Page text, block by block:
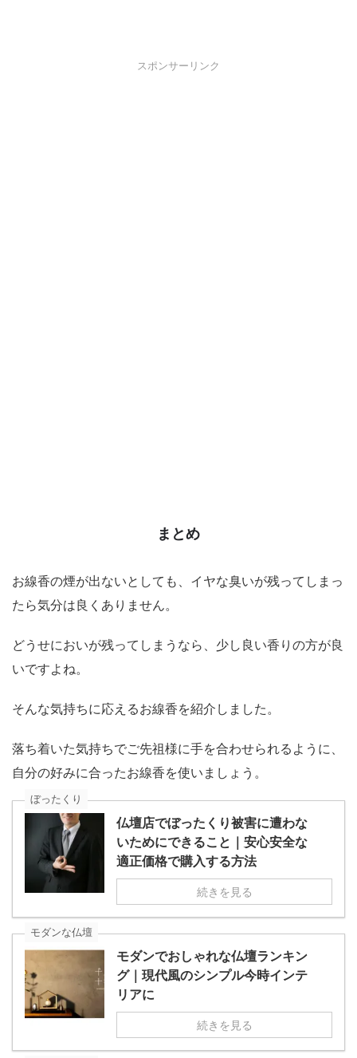
スポンサーリンク
まとめ
お線香の煙が出ないとしても、イヤな臭いが残ってしまっ
たら気分は良くありません。
どうせにおいが残ってしまうなら、少し良い香りの方が良
いですよね。
そんな気持ちに応えるお線香を紹介しました。
落ち着いた気持ちでご先祖様に手を合わせられるように、
自分の好みに合ったお線香を使いましょう。
ぼったくり
仏壇店でぼったくり被害に遭わな
いためにできること｜安心安全な
適正価格で購入する方法
続きを見る
モダンな仏壇
モダンでおしゃれな仏壇ランキン
グ｜現代風のシンプル今時インテ
リアに
続きを見る